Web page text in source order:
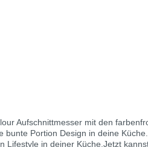
Aufschnittmesser mit den
Portion Design in deine
in deiner Küche.Jetzt